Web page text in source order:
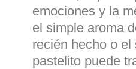
emociones y la
el simple aroma
recién hecho o el
pastelito puede